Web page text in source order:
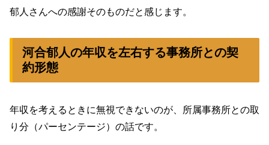
郁人さんへの感謝そのものだと感じます。
河合郁人の年収を左右する事務所との契
約形態
年収を考えるときに無視できないのが、所属事務所との取
り分（パーセンテージ）の話です。